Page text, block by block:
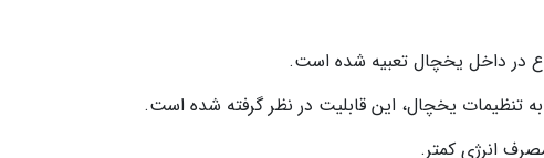
در داخل یخچال تعبیه شده است.
تنظیمات یخچال، این قابلیت در نظر گرفته شده است.